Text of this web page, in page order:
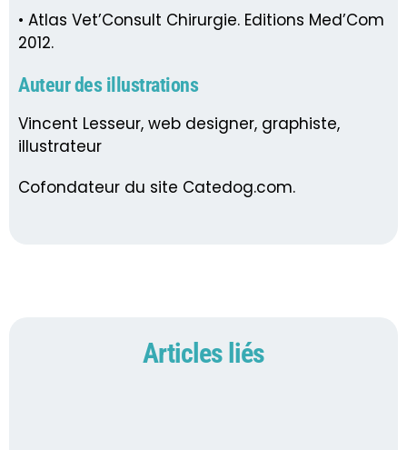
• Atlas Vet’Consult Chirurgie. Editions Med’Com
2012.
Auteur des illustrations
Vincent Lesseur, web designer, graphiste,
illustrateur
Cofondateur du site Catedog.com.
Articles liés